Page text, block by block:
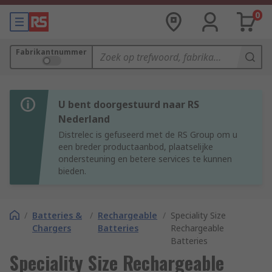
0
Fabrikantnummer
U bent doorgestuurd naar RS
Nederland
Distrelec is gefuseerd met de RS Group om u
een breder productaanbod, plaatselijke
ondersteuning en betere services te kunnen
bieden.
/ Batteries &
Chargers
/ Rechargeable
Batteries
/ Speciality Size
Rechargeable
Batteries
Speciality Size Rechargeable